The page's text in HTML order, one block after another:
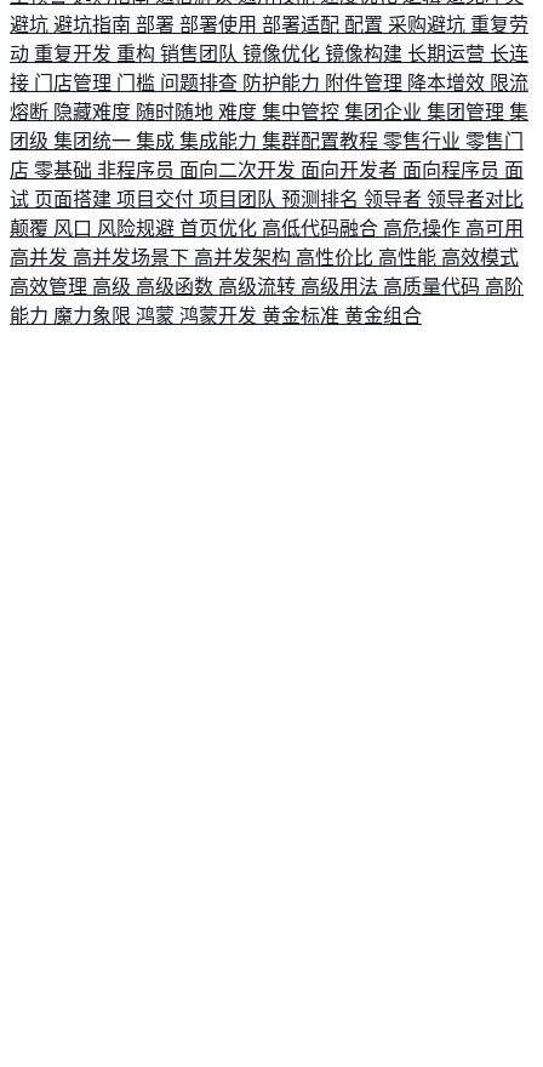
避坑 避坑指南 部署 部署使用 部署适配 配置 采购避坑 重复劳
动 重复开发 重构 销售团队 镜像优化 镜像构建 长期运营 长连
接 门店管理 门槛 问题排查 防护能力 附件管理 降本增效 限流
熔断 隐藏难度 随时随地 难度 集中管控 集团企业 集团管理 集
团级 集团统一 集成 集成能力 集群配置教程 零售行业 零售门
店 零基础 非程序员 面向二次开发 面向开发者 面向程序员 面
试 页面搭建 项目交付 项目团队 预测排名 领导者 领导者对比
颠覆 风口 风险规避 首页优化 高低代码融合 高危操作 高可用
高并发 高并发场景下 高并发架构 高性价比 高性能 高效模式
高效管理 高级 高级函数 高级流转 高级用法 高质量代码 高阶
能力 魔力象限 鸿蒙 鸿蒙开发 黄金标准 黄金组合